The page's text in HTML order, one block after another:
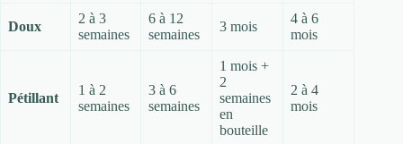
Doux
2 à 3
semaines
6 à 12
semaines
3 mois
4 à 6
mois
Pétillant
1 à 2
semaines
3 à 6
semaines
1 mois +
2
semaines
en
bouteille
2 à 4
mois